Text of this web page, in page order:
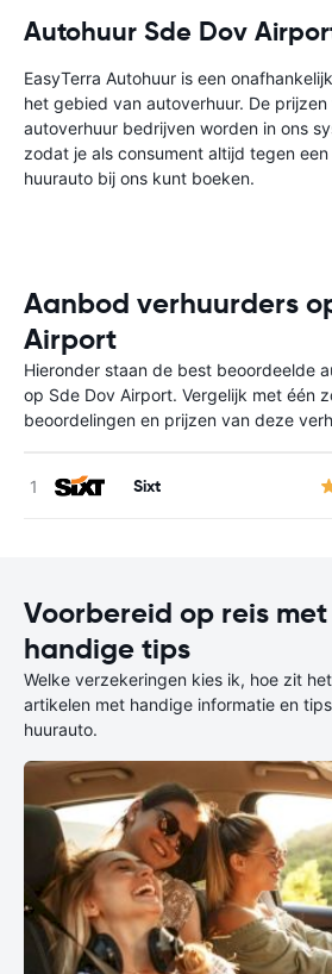
Autohuur Sde Dov
EasyTerra Autohuur is een
het gebied van autoverhuur. De
autoverhuur bedrijven worden in ons
zodat je als consument altijd tegen
huurauto bij ons kunt boeken.
Aanbod verhuurders
Airport
Hieronder staan de best beoordeelde
op Sde Dov Airport. Vergelijk met één
beoordelingen en prijzen van deze
Sixt
Voorbereid op reis met
handige tips
Welke verzekeringen kies ik, hoe zit
artikelen met handige informatie en
huurauto.